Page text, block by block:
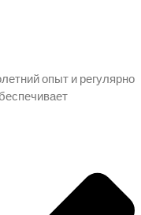
опыт и регулярно